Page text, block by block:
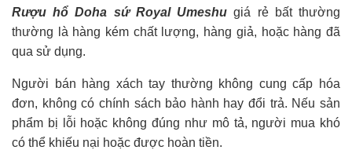
Rượu hổ Doha sứ Royal Umeshu giá rẻ bất thường
thường là hàng kém chất lượng, hàng giả, hoặc hàng đã
qua sử dụng.
Người bán hàng xách tay thường không cung cấp hóa
đơn, không có chính sách bảo hành hay đổi trả. Nếu sản
phẩm bị lỗi hoặc không đúng như mô tả, người mua khó
có thể khiếu nại hoặc được hoàn tiền.